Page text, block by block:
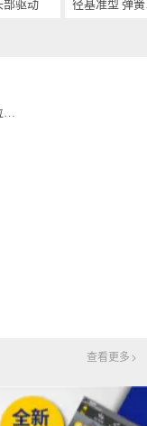
部驱动
径基准型 弹簧常
查看更多